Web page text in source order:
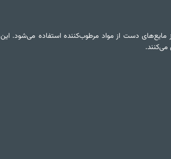
دست از مواد مرطوب‌کننده استفاده می‌شود. این